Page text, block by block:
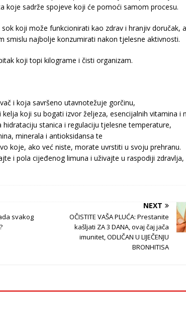
koje sadrže spojeve koji će pomoći samom procesu.
koji može funkcionirati kao zdrav i hranjiv doručak,
smislu najbolje konzumirati nakon tjelesne aktivnosti.
koji topi kilograme i čisti organizam.
i koja savršeno utavnotežuje gorčinu,
koji su bogati izvor željeza, esencijalnih vitamina i
stanica i regulaciju tjelesne temperature,
minerala i antioksidansa te
koje, ako već niste, morate uvrstiti u svoju prehranu.
i pola cijeđenog limuna i uživajte u raspodiji zdravlja,
svakog
NEXT
OČISTITE VAŠA PLUĆA: Prestanite
kašljati ZA 3 DANA, ovaj čaj jača
imunitet, ODLIČAN U LIJEČENJU
BRONHITISA